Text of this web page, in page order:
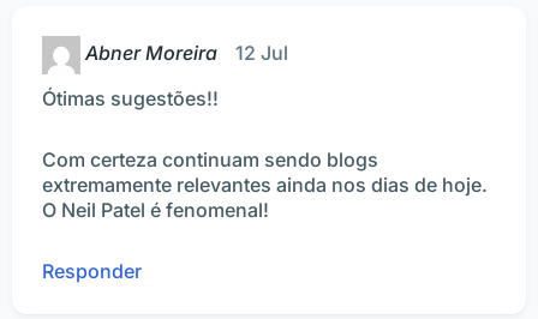
Abner Moreira
12 Jul
Ótimas sugestões!!
Com certeza continuam sendo blogs
extremamente relevantes ainda nos dias de hoje.
O Neil Patel é fenomenal!
Responder